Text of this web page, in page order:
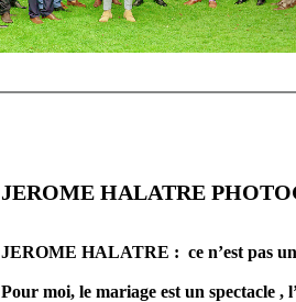
JEROME HALATRE
JEROME HALATRE : ce n’est pas un
Pour moi, le mariage est un spectacle ,